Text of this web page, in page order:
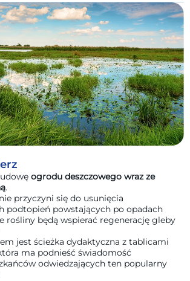
ogrodu deszczowego wraz ze
.
przyczyni się do usunięcia
podtopień powstających po opadach
rośliny będą wspierać regenerację gleby
jest ścieżka dydaktyczna z tablicami
ma podnieść świadomość
odwiedzających ten popularny